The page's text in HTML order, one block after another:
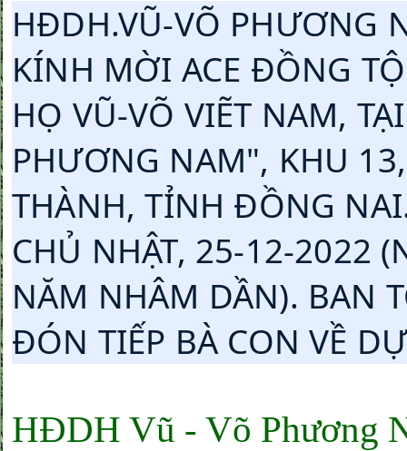
HĐDH.VŨ-VÕ PHƯƠNG
KÍNH MỜI ACE ĐỒNG
HỌ VŨ-VÕ VIẼT NAM,
PHƯƠNG NAM", KHU
THÀNH, TỈNH ĐỒNG
CHỦ NHẬT, 25-12-2022
NĂM NHÂM DẦN). BAN
ĐÓN TIẾP BÀ CON VỀ
HĐDH Vũ - Võ Phương